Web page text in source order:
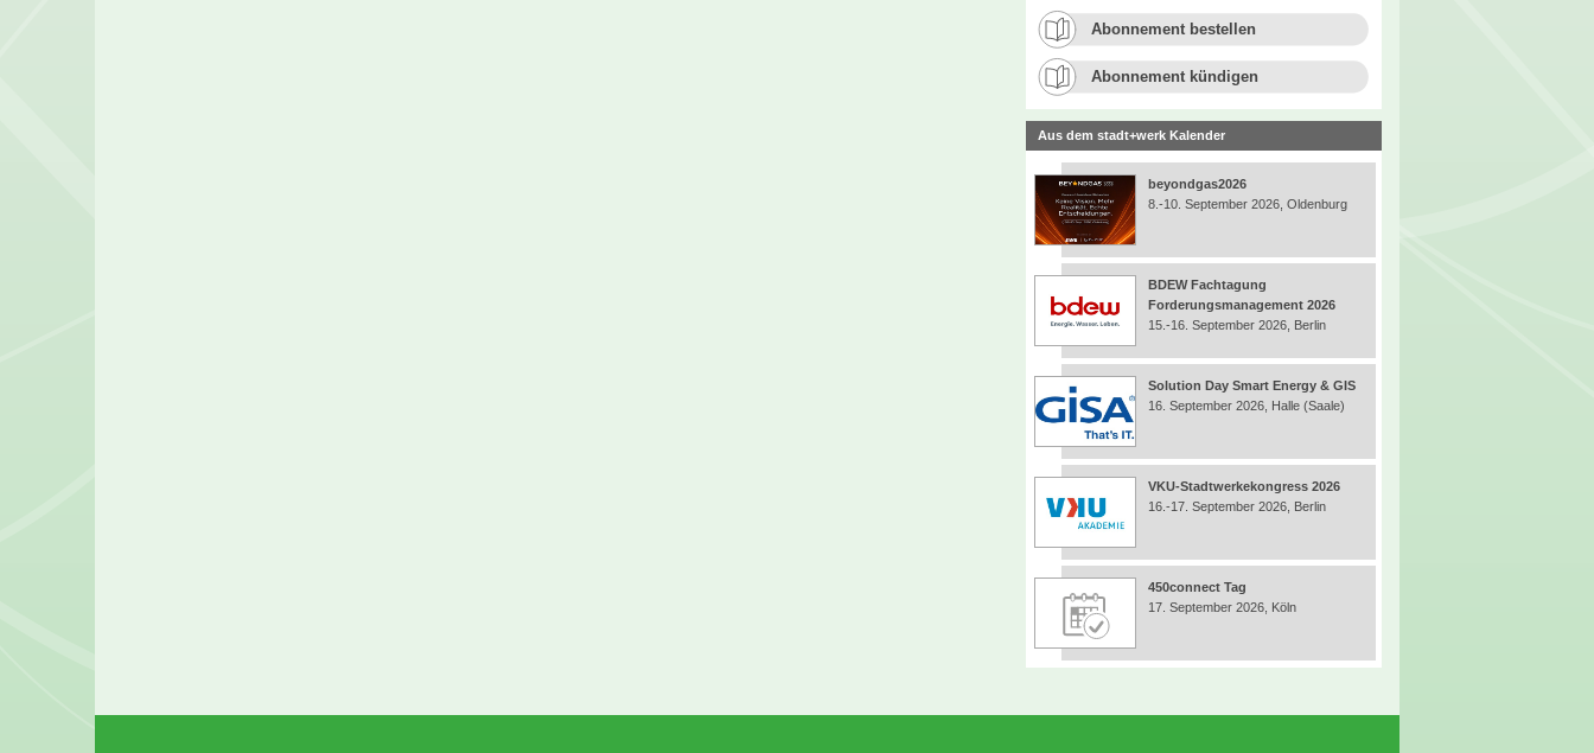
Abonnement bestellen
Abonnement kündigen
Aus dem stadt+werk Kalender
beyondgas2026
8.-10. September 2026, Oldenburg
BDEW Fachtagung
Forderungsmanagement 2026
15.-16. September 2026, Berlin
Solution Day Smart Energy & GIS
16. September 2026, Halle (Saale)
VKU-Stadtwerkekongress 2026
16.-17. September 2026, Berlin
450connect Tag
17. September 2026, Köln